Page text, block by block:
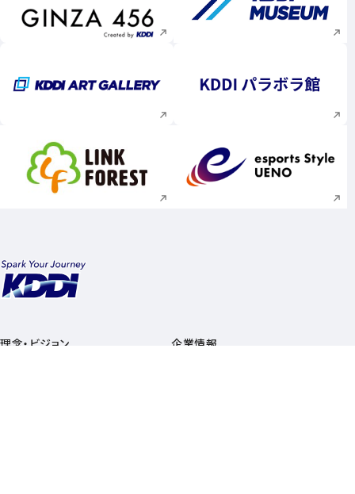
新規ウィンドウで開く 新規ウィンドウで
新規ウィンドウで開く 新規ウィンドウで
新規ウィンドウで開く 新規ウィンドウで
理念・ビジョン
企業情報